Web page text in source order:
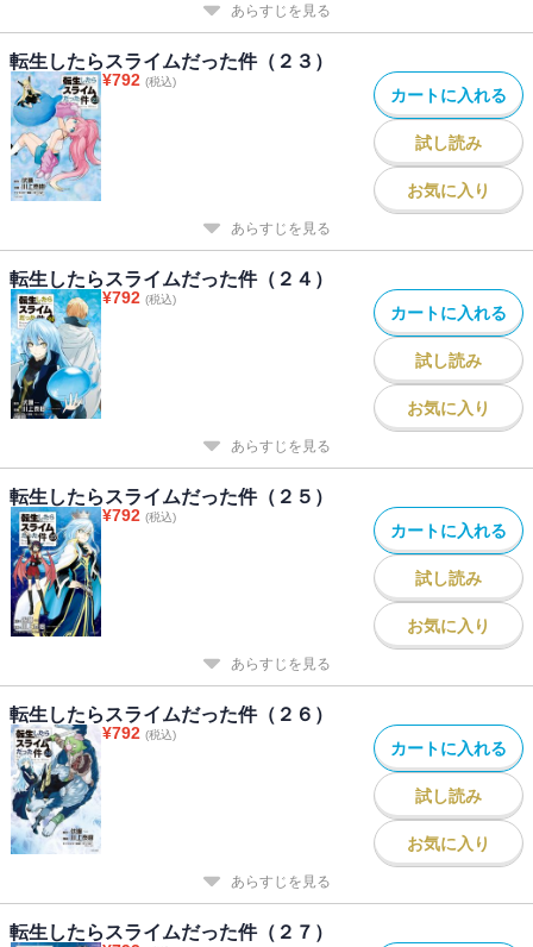
あらすじを見る
転生したらスライムだった件（２３）
¥792 (税込)
カートに入れる
試し読み
お気に入り
あらすじを見る
転生したらスライムだった件（２４）
¥792 (税込)
カートに入れる
試し読み
お気に入り
あらすじを見る
転生したらスライムだった件（２５）
¥792 (税込)
カートに入れる
試し読み
お気に入り
あらすじを見る
転生したらスライムだった件（２６）
¥792 (税込)
カートに入れる
試し読み
お気に入り
あらすじを見る
転生したらスライムだった件（２７）